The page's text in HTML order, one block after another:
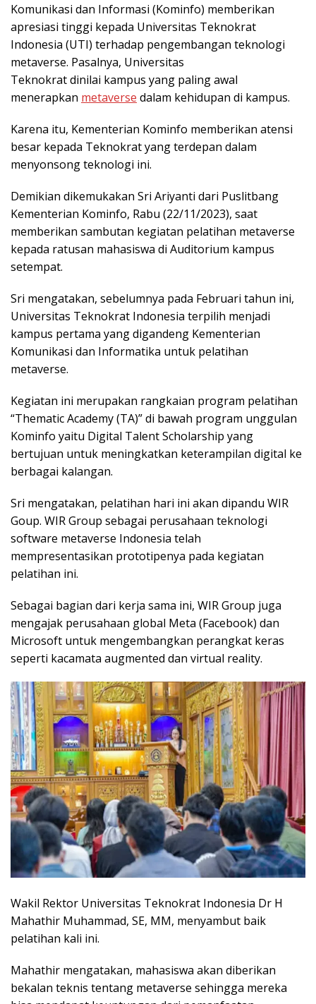
Komunikasi dan Informasi (Kominfo) memberikan
apresiasi tinggi kepada Universitas Teknokrat
Indonesia (UTI) terhadap pengembangan teknologi
metaverse. Pasalnya, Universitas
Teknokrat dinilai kampus yang paling awal
menerapkan metaverse dalam kehidupan di kampus.
Karena itu, Kementerian Kominfo memberikan atensi
besar kepada Teknokrat yang terdepan dalam
menyonsong teknologi ini.
Demikian dikemukakan Sri Ariyanti dari Puslitbang
Kementerian Kominfo, Rabu (22/11/2023), saat
memberikan sambutan kegiatan pelatihan metaverse
kepada ratusan mahasiswa di Auditorium kampus
setempat.
Sri mengatakan, sebelumnya pada Februari tahun ini,
Universitas Teknokrat Indonesia terpilih menjadi
kampus pertama yang digandeng Kementerian
Komunikasi dan Informatika untuk pelatihan
metaverse.
Kegiatan ini merupakan rangkaian program pelatihan
“Thematic Academy (TA)” di bawah program unggulan
Kominfo yaitu Digital Talent Scholarship yang
bertujuan untuk meningkatkan keterampilan digital ke
berbagai kalangan.
Sri mengatakan, pelatihan hari ini akan dipandu WIR
Goup. WIR Group sebagai perusahaan teknologi
software metaverse Indonesia telah
mempresentasikan prototipenya pada kegiatan
pelatihan ini.
Sebagai bagian dari kerja sama ini, WIR Group juga
mengajak perusahaan global Meta (Facebook) dan
Microsoft untuk mengembangkan perangkat keras
seperti kacamata augmented dan virtual reality.
Wakil Rektor Universitas Teknokrat Indonesia Dr H
Mahathir Muhammad, SE, MM, menyambut baik
pelatihan kali ini.
Mahathir mengatakan, mahasiswa akan diberikan
bekalan teknis tentang metaverse sehingga mereka